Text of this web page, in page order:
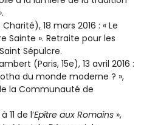
18 mars 2016 : « Le
Sainte ». Retraite pour les
Sépulcre.
(Paris, 15e), 13 avril 2016 :
du monde moderne ? »,
la Communauté de
11 de l’Epître aux Romains »,